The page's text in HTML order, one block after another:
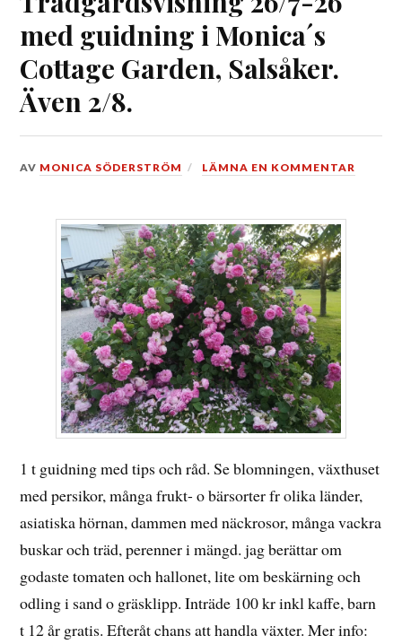
med guidning i Monica´s
Cottage Garden, Salsåker.
Även 2/8.
DEN
AV MONICA SÖDERSTRÖM LÄMNA EN KOMMENTAR
1 t guidning med tips och råd. Se blomningen, växthuset
med persikor, många frukt- o bärsorter fr olika länder,
asiatiska hörnan, dammen med näckrosor, många vackra
buskar och träd, perenner i mängd. jag berättar om
godaste tomaten och hallonet, lite om beskärning och
odling i sand o gräsklipp. Inträde 100 kr inkl kaffe, barn
t 12 år gratis. Efteråt chans att handla växter. Mer info: